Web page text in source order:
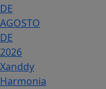
DE
AGOSTO
DE
2026
Xanddy
Harmonia